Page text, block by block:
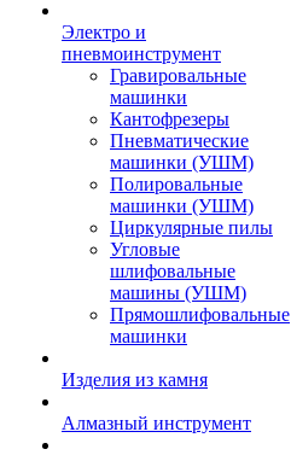
Электро и
пневмоинструмент
Гравировальные
машинки
Кантофрезеры
Пневматические
машинки (УШМ)
Полировальные
машинки (УШМ)
Циркулярные пилы
Угловые
шлифовальные
машины (УШМ)
Прямошлифовальные
машинки
Изделия из камня
Алмазный инструмент